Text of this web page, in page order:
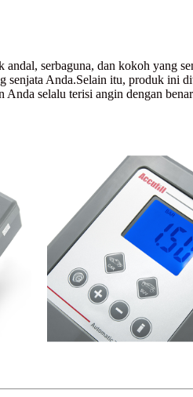
serbaguna, dan kokoh yang
Anda.Selain itu, produk ini
Anda selalu terisi angin dengan